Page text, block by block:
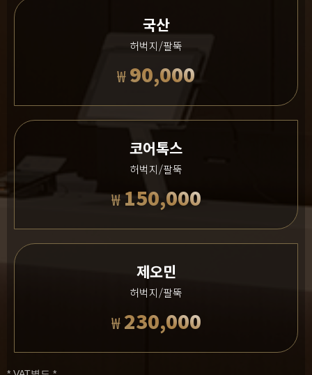
국산
허벅지/팔뚝
₩90,000
코어톡스
허벅지/팔뚝
₩150,000
제오민
허벅지/팔뚝
₩230,000